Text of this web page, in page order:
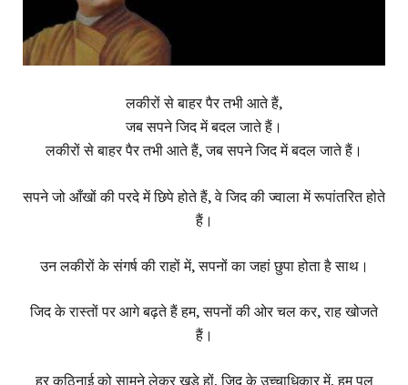
लकीरों से बाहर पैर तभी आते हैं,
जब सपने जिद में बदल जाते हैं।
लकीरों से बाहर पैर तभी आते हैं, जब सपने जिद में बदल जाते हैं।
सपने जो आँखों की परदे में छिपे होते हैं, वे जिद की ज्वाला में रूपांतरित होते
हैं।
उन लकीरों के संगर्ष की राहों में, सपनों का जहां छुपा होता है साथ।
जिद के रास्तों पर आगे बढ़ते हैं हम, सपनों की ओर चल कर, राह खोजते
हैं।
हर कठिनाई को सामने लेकर खड़े हों, जिद के उच्चाधिकार में, हम पल